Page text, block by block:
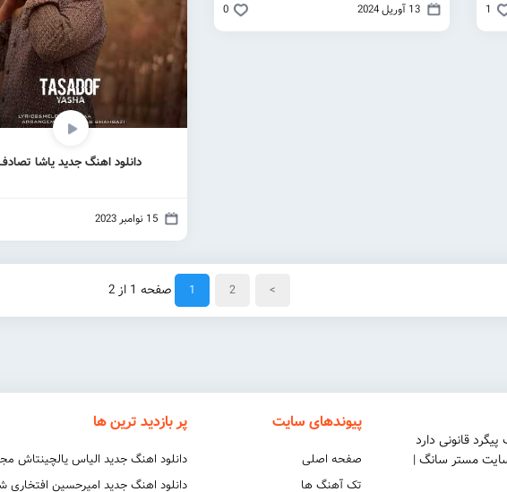
1 13 آوریل 2024 0
دانلود اهنگ جدید یاشا
15 نوامبر 2023
صفحه 1 از 2 1 2 >
قانونی دارد
مستر سانگ |
پیوندهای سایت
صفحه اصلی
تک آهنگ ها
پر بازدید ترین ها
دانلود اهنگ جدید الیاس یالچینتاش
دانلود اهنگ جدید امیرحسین